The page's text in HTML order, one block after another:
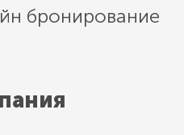
бронирование